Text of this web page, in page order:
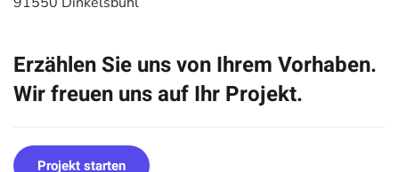
Erzählen Sie uns von Ihrem Vorhaben.
Wir freuen uns auf Ihr Projekt.
Projekt starten